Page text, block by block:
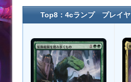
Top8：4cランプ プレイ